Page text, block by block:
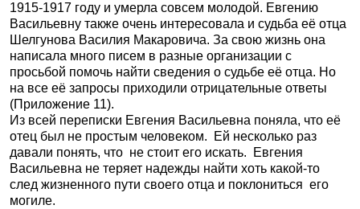
1915-1917 году и умерла совсем молодой. Евгению
Васильевну также очень интересовала и судьба её отца
Шелгунова Василия Макаровича. За свою жизнь она
написала много писем в разные организации с
просьбой помочь найти сведения о судьбе её отца. Но
на все её запросы приходили отрицательные ответы
(Приложение 11).
Из всей переписки Евгения Васильевна поняла, что её
отец был не простым человеком. Ей несколько раз
давали понять, что не стоит его искать. Евгения
Васильевна не теряет надежды найти хоть какой-то
след жизненного пути своего отца и поклониться его
могиле.